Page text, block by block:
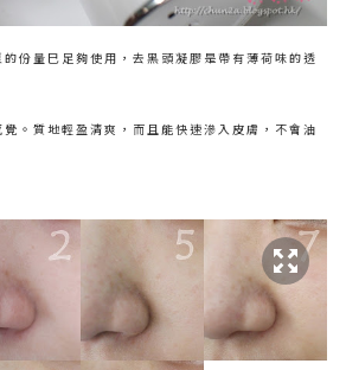
份量巳足夠使用，去黑頭凝膠是帶有薄荷味的透
。質地輕盈清爽，而且能快速滲入皮膚，不會油